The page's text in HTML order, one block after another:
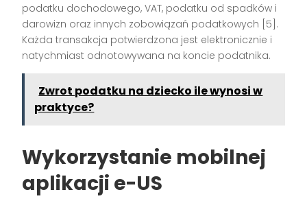
podatku dochodowego, VAT, podatku od spadków i
darowizn oraz innych zobowiązań podatkowych [5] .
Każda transakcja potwierdzona jest elektronicznie i
natychmiast odnotowywana na koncie podatnika.
Zwrot podatku na dziecko ile wynosi w
praktyce?
Wykorzystanie mobilnej
aplikacji e-US